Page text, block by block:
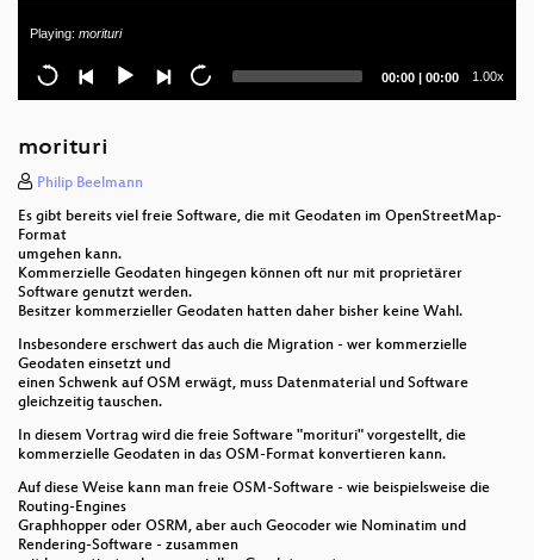
OSM2World hinter den Kulissen
Summer of Code
Zusammenspiel von GIS und CMS verdeutlicht die
möglichen Folgen einer 2° Klimaerwärmung
XPlanung für einen Flächennutzungsplan mit
PostGIS und QGIS
Flexible Routenplanung mit GraphHopper
GeoExt3
Das ist ja wohl die Höhe!
Playing: morituri
Current
00:00 | Total
00:00 1.00x
morituri
Philip Beelmann
Es gibt bereits viel freie Software, die mit Geodaten im OpenStreetMap-
Format
umgehen kann.
Kommerzielle Geodaten hingegen können oft nur mit proprietärer
Software genutzt werden.
Besitzer kommerzieller Geodaten hatten daher bisher keine Wahl.
Insbesondere erschwert das auch die Migration - wer kommerzielle
Geodaten einsetzt und
einen Schwenk auf OSM erwägt, muss Datenmaterial und Software
gleichzeitig tauschen.
In diesem Vortrag wird die freie Software "morituri" vorgestellt, die
kommerzielle Geodaten in das OSM-Format konvertieren kann.
Auf diese Weise kann man freie OSM-Software - wie beispielsweise die
Routing-Engines
Graphhopper oder OSRM, aber auch Geocoder wie Nominatim und
Rendering-Software - zusammen